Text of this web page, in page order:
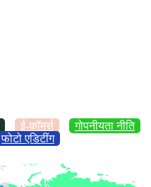
ई-कॉमर्स
गोपनीयता नीति
फोटो एडिटींग